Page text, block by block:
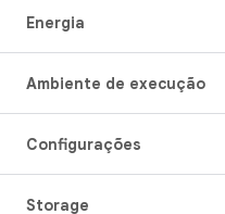
Energia
Ambiente de execução
Configurações
Storage